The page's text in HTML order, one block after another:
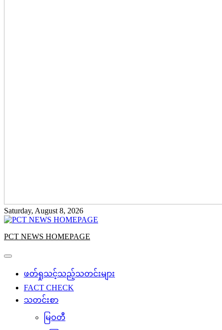
Saturday, August 8, 2026
PCT NEWS HOMEPAGE
ဖတ်ရှုသင့်သည့်သတင်းများ
FACT CHECK
သတင်းစာ
မြဝတီ